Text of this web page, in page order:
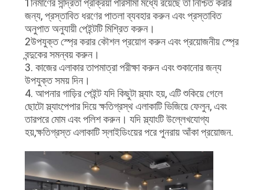
জন্য, প্রস্তাবিত ধরণের পাতলা ব্যবহার করুন এবং প্রস্তাবিত
অনুপাত অনুযায়ী পেইন্টটি মিশ্রিত করুন।
2উপযুক্ত স্প্রে করার কৌশল প্রয়োগ করুন এবং প্রয়োজনীয় স্প্রে
বন্দুকের সমন্বয় করুন।
3. কাজের এলাকার তাপমাত্রা পরীক্ষা করুন এবং শুকানোর জন্য
উপযুক্ত সময় দিন।
4. আপনার গাড়ির পেইন্ট যদি কিছুটা স্ল্যাং হয়, এটি শুকিয়ে গেলে
ছোটো স্ল্যাংপেপার দিয়ে ক্ষতিগ্রস্থ এলাকাটি ভিজিয়ে ফেলুন, এবং
তারপরে মোম এবং পলিশ করুন। যদি স্ল্যাংটি উল্লেখযোগ্য
হয়,ক্ষতিগ্রস্ত এলাকাটি স্লাইডিংয়ের পরে পুনরায় আঁকা প্রয়োজন.